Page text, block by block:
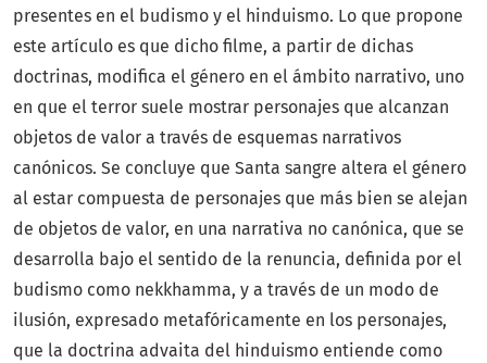
presentes en el budismo y el hinduismo. Lo que propone
este artículo es que dicho filme, a partir de dichas
doctrinas, modifica el género en el ámbito narrativo, uno
en que el terror suele mostrar personajes que alcanzan
objetos de valor a través de esquemas narrativos
canónicos. Se concluye que Santa sangre altera el género
al estar compuesta de personajes que más bien se alejan
de objetos de valor, en una narrativa no canónica, que se
desarrolla bajo el sentido de la renuncia, definida por el
budismo como nekkhamma, y a través de un modo de
ilusión, expresado metafóricamente en los personajes,
que la doctrina advaita del hinduismo entiende como